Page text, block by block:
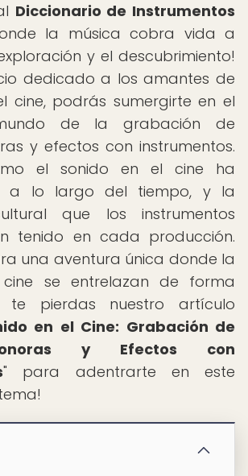
Diccionario de Instrumentos
la música cobra vida a
y el descubrimiento!
dedicado a los amantes de
cine, podrás sumergirte en el
de la grabación de
y efectos con instrumentos.
el sonido en el cine ha
a lo largo del tiempo, y la
que los instrumentos
tenido en cada producción.
una aventura única donde la
se entrelazan de forma
te pierdas nuestro artículo
en el Cine: Grabación de
y Efectos con
" para adentrarte en este